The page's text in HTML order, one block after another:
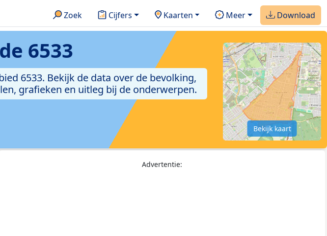
Zoek Cijfers Kaarten Meer Download
6533
6533. Bekijk de data over de bevolking,
grafieken en uitleg bij de onderwerpen.
Bekijk kaart
Advertentie: